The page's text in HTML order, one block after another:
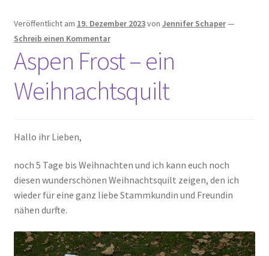
Veröffentlicht am 19. Dezember 2023von Jennifer Schaper—
Schreib einen Kommentar
Aspen Frost – ein
Weihnachtsquilt
Hallo ihr Lieben,
noch 5 Tage bis Weihnachten und ich kann euch noch
diesen wunderschönen Weihnachtsquilt zeigen, den ich
wieder für eine ganz liebe Stammkundin und Freundin
nähen durfte.